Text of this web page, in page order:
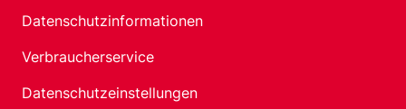
Datenschutzinformationen
Verbraucherservice
Datenschutzeinstellungen